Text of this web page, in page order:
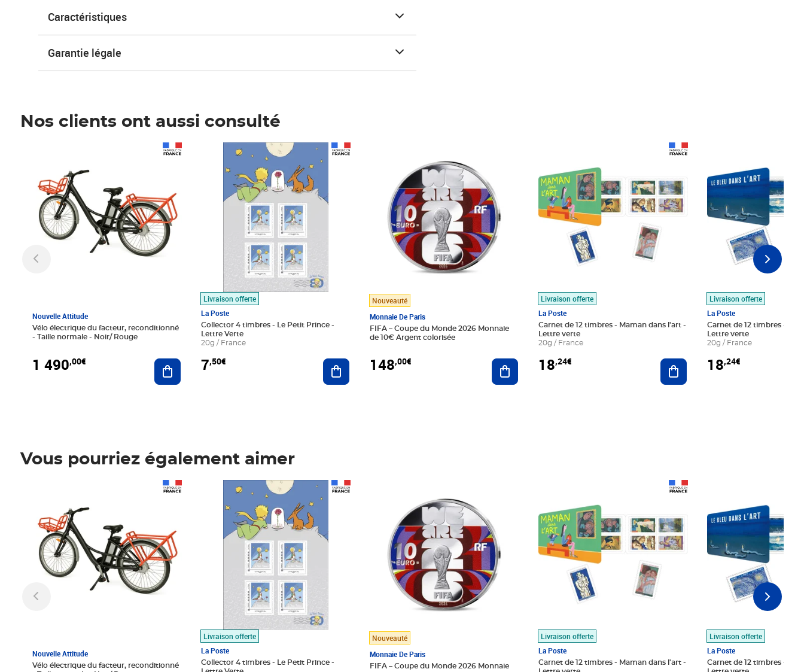
Caractéristiques
Garantie légale
Nos clients ont aussi consulté
Nouvelle Attitude
Vélo électrique du facteur, reconditionné
- Taille normale - Noir/ Rouge
1 490,00€ Ajouter au panier
Livraison offerte
La Poste
Collector 4 timbres - Le Petit Prince -
Lettre Verte
20g / France
7,50€
Prix 7,50€
Ajouter au panier
Nouveauté
Monnaie De Paris
FIFA – Coupe du Monde 2026 Monnaie
de 10€ Argent colorisée
148,00€ Ajouter au panier
Livraison offerte
La Poste
Carnet de 12 timbres - Maman dans l'art -
Lettre verte
20g / France
18,24€ Ajouter au panier
Livraison offerte
La Poste
Carnet de 12 timbres - Le
Lettre verte
20g / France
18,24€
Vous pourriez également aimer
Nouvelle Attitude
Vélo électrique du facteur, reconditionné
Livraison offerte
La Poste
Collector 4 timbres - Le Petit Prince -
Prix 7,50€
Nouveauté
Monnaie De Paris
FIFA – Coupe du Monde 2026 Monnaie
Livraison offerte
La Poste
Carnet de 12 timbres - Maman dans l'art -
Livraison offerte
La Poste
Carnet de 12 timbres - Le